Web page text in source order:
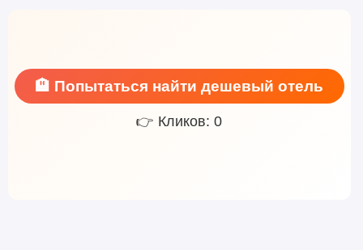
🏨 Попытаться найти дешевый отель
👉 Кликов: 0